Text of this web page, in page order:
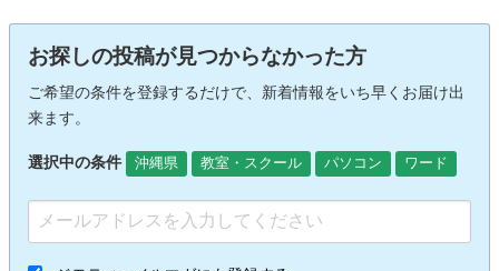
お探しの投稿が見つからなかった方
ご希望の条件を登録するだけで、新着情報をいち早くお届け出
来ます。
選択中の条件 沖縄県 教室・スクール パソコン ワード